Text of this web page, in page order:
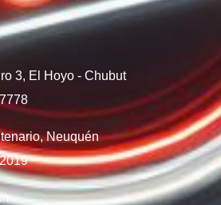
3, El Hoyo - Chubut
Neuquén